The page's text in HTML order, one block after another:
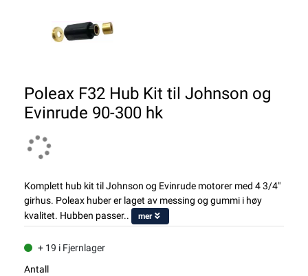
Poleax F32 Hub Kit til Johnson og
Evinrude 90-300 hk
Komplett hub kit til Johnson og Evinrude motorer med 4 3/4"
girhus. Poleax huber er laget av messing og gummi i høy
kvalitet. Hubben passer..
mer
+ 19 i Fjernlager
Antall